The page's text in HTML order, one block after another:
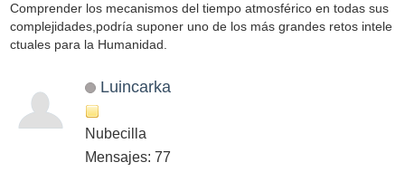
Comprender los mecanismos del tiempo atmosférico en todas sus
complejidades,podría suponer uno de los más grandes retos intele
ctuales para la Humanidad.
Luincarka
Nubecilla
Mensajes: 77